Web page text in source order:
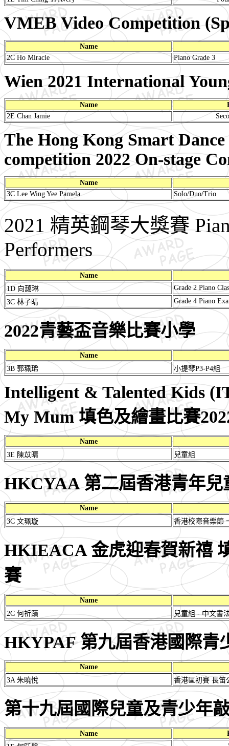
VMEB Video Competition
Name
2C Ho Miracle
Piano Grade 3
Wien 2021 International
Name
2E Chan Jamie
The Hong Kong Smart
competition 2022 On-stage
Name
3C Lee Wing Yee Pamela
Solo/Duo/Trio
2021 精英鋼琴大獎賽
Performers
Name
1D 向藹琳
Grade 2 Piano
3C 林子晴
Grade 4 Piano
2022青藝盃音樂比賽小學
Name
3B 郭珮琋
小提琴P3-P4組
Intelligent & Talented Kids
My Mum 填色及繪畫比賽
Name
3E 陳苡晴
兒童組
HKCYAA 第二屆香港青年兒
Name
3C 文珮璇
香港校際音樂節
HKIEACA 金虎迎春賀新禧
賽
Name
2C 何祈蹟
兒童組 - 中文書
HKYPAF 第九屆香港國際青
Name
3A 朱曉悅
香港區初賽 長笛
第十九屆國際兒童及青少年
Name